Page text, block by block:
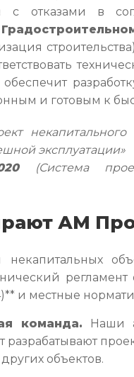
с отказами в
обеспечит
и готовым к
эксплуатации»
(Система
АМ
и местные
команда. Наши
разрабатывают
объектов.